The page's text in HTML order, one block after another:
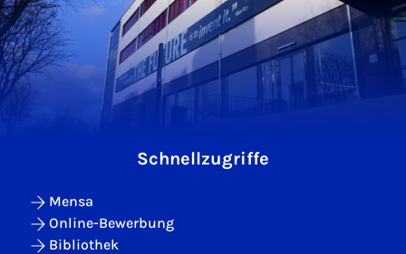
Schnellzugriffe
Mensa
Online-Bewerbung
Bibliothek